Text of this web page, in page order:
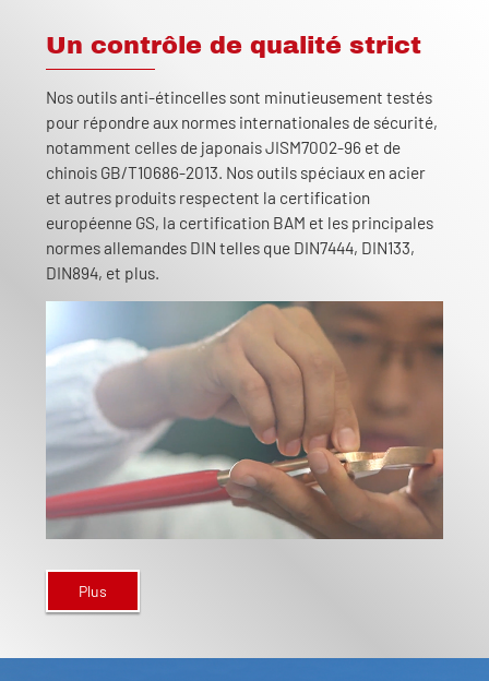
Un contrôle de qualité strict
Nos outils anti-étincelles sont minutieusement testés
pour répondre aux normes internationales de sécurité,
notamment celles de japonais JISM7002-96 et de
chinois GB/T10686-2013. Nos outils spéciaux en acier
et autres produits respectent la certification
européenne GS, la certification BAM et les principales
normes allemandes DIN telles que DIN7444, DIN133,
DIN894, et plus.
Plus